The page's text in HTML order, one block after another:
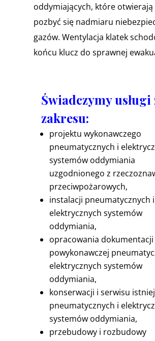
oddymiających, które
pozbyć się nadmiaru
gazów. Wentylacja klatek
końcu klucz do sprawnej
Świadczymy usługi
zakresu:
projektu wykonawczego
pneumatycznych i
systemów oddymiania
uzgodnionego z
przeciwpożarowych,
instalacji pneumatycznych i
elektrycznych systemów
oddymiania,
opracowania dokumentacji
powykonawczej
elektrycznych systemów
oddymiania,
konserwacji i serwisu
pneumatycznych i
systemów oddymiania,
przebudowy i rozbudowy